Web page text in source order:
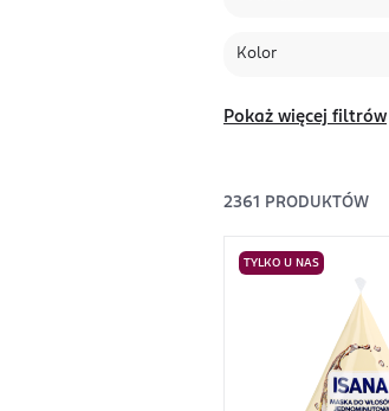
Kolor
Pokaż więcej filtrów
2361 PRODUKTÓW
TYLKO U NAS